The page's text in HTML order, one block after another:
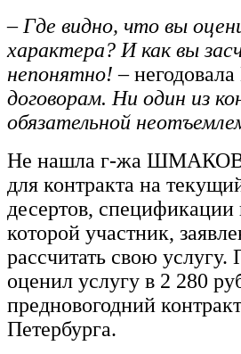
– Где видно, что вы
характера? И как вы
непонятно! –
договорам. Ни один из
обязательной
Не нашла г-жа
для контракта на
десертов, спецификации
которой участник,
рассчитать свою услугу.
оценил услугу в 2 280
предновогодний
Петербурга.